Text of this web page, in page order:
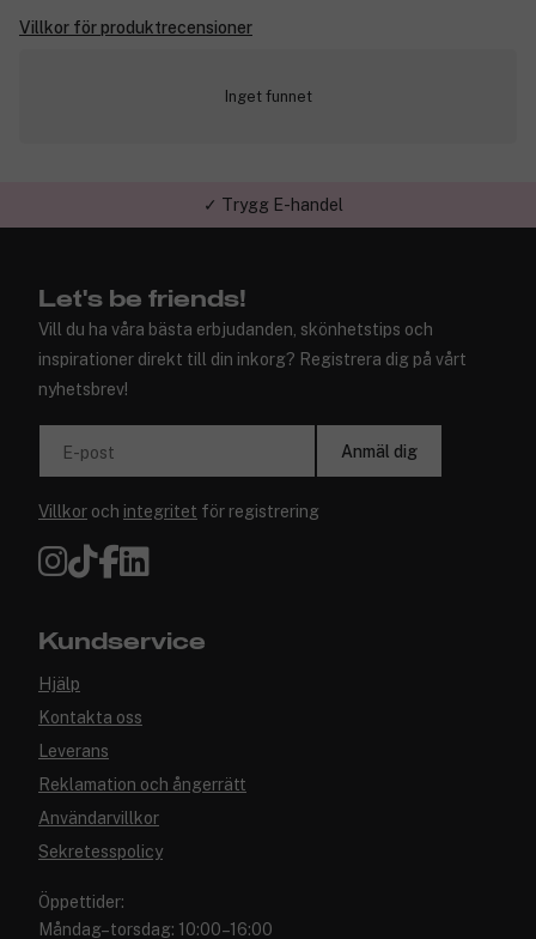
Villkor för produktrecensioner
Inget funnet
✓ Trygg E-handel
Let's be friends!
Vill du ha våra bästa erbjudanden, skönhetstips och
inspirationer direkt till din inkorg? Registrera dig på vårt
nyhetsbrev!
E-post Anmäl dig
Villkor och integritet för registrering
Kundservice
Hjälp
Kontakta oss
Leverans
Reklamation och ångerrätt
Användarvillkor
Sekretesspolicy
Öppettider:
Måndag–torsdag: 10:00–16:00